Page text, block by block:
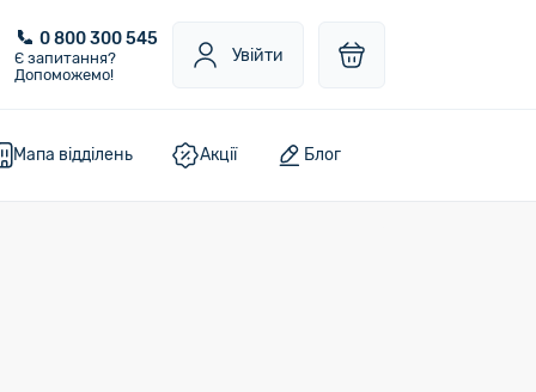
0 800 300 545
Є запитання?
Допоможемо!
Увійти
Мапа відділень Акції Блог